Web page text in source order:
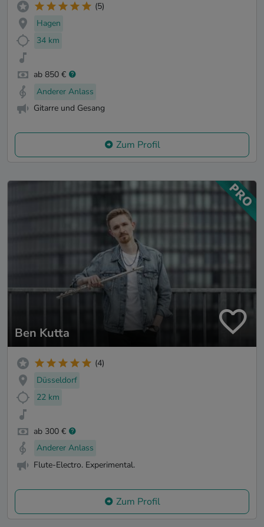
(5)
Hagen
34 km
ab 850 €
Anderer Anlass
Gitarre und Gesang
Zum Profil
Ben Kutta
(4)
Düsseldorf
22 km
ab 300 €
Anderer Anlass
Flute-Electro. Experimental.
Zum Profil